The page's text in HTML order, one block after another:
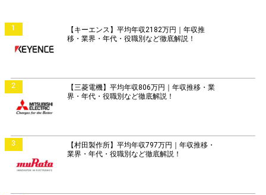
1
【キーエンス】平均年収2182万円｜年収推
移・業界・年代・役職別など徹底解説！
2
【三菱電機】平均年収806万円｜年収推移・業
界・年代・役職別など徹底解説！
3
【村田製作所】平均年収797万円｜年収推移・
業界・年代・役職別など徹底解説！